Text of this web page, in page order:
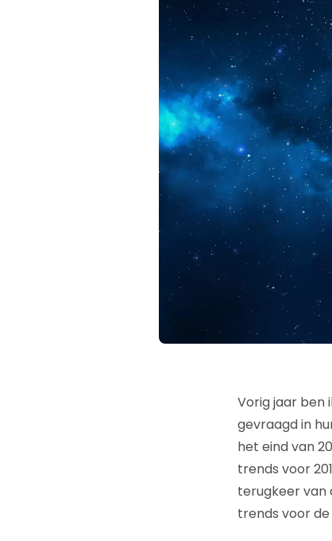
Vorig jaar ben
gevraagd in
het eind van
trends voor
terugkeer van
trends voor